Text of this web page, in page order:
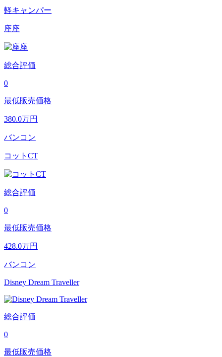
軽キャンパー
座座
総合評価
0
最低販売価格
380.0万円
バンコン
コットCT
総合評価
0
最低販売価格
428.0万円
バンコン
Disney Dream Traveller
総合評価
0
最低販売価格